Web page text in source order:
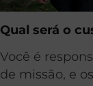
Qual será o
Você é
de missão, e